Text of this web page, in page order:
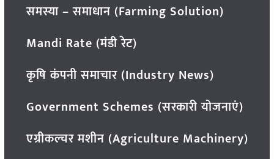
समस्या – समाधान (Farming Solution)
Mandi Rate (मंडी रेट)
कृषि कंपनी समाचार (Industry News)
Government Schemes (सरकारी योजनाएं)
एग्रीकल्चर मशीन (Agriculture Machinery)